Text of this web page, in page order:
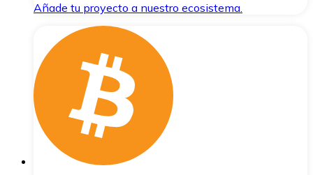
Añade tu proyecto a nuestro ecosistema.